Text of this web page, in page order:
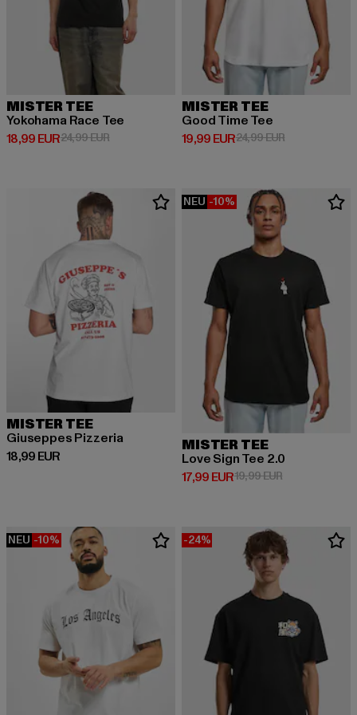
MISTER TEE
Yokohama Race Tee
18,99 EUR
Derzeitiger Preis: 18,99 EUR
24,99 EURAktionspreis: 24,99 EUR
MISTER TEE
Good Time Tee
19,99 EUR
Derzeitiger Preis: 19,99 EUR
24,99 EURAktionspreis:
MISTER TEE
Giuseppes Pizzeria
18,99 EUR
Derzeitiger Preis: 18,99 EUR
NEU -10%
MISTER TEE
Love Sign Tee 2.0
17,99 EUR
Derzeitiger Preis: 17,99 EUR
19,99 EURAktionspreis:
NEU -10% -24%